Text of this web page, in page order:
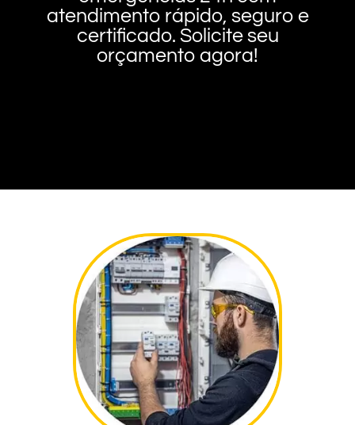
atendimento rápido, seguro e
certificado. Solicite seu
orçamento agora!